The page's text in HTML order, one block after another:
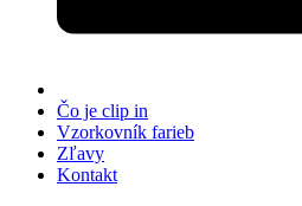
Čo je clip in
Vzorkovník farieb
Zľavy
Kontakt